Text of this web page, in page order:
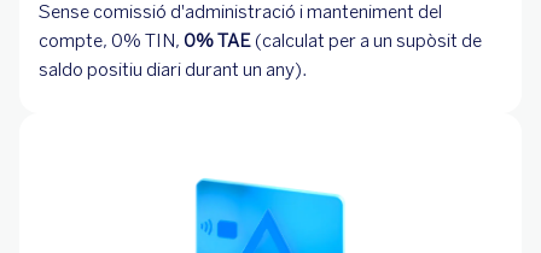
Sense comissió d'administració i manteniment del
compte, 0% TIN, 0% TAE (calculat per a un supòsit de
saldo positiu diari durant un any).